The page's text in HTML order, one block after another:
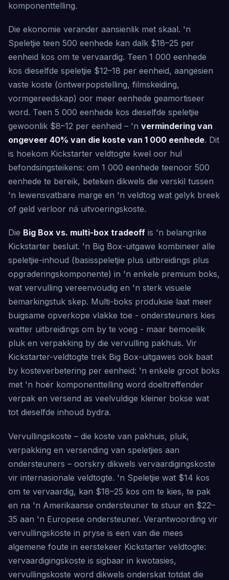
komponenttelling.
Die ekonomie verander aansienlik met skaal. 'n
Speletjie teen 500 eenhede kan dalk $18–25 per
eenheid kos om te vervaardig. Teen 1 000 eenhede
kos dieselfde speletjie $12–18 per eenheid, aangesien
vaste koste (ontwerpopstelling, filmskeiding,
vormgereedskap) oor meer eenhede geamortiseer
word. Teen 5 000 eenhede kos dieselfde speletjie
gewoonlik $8–12 per eenheid – 'n vermindering van
ongeveer 40% van die koste van 1 000 eenhede. Dit
is hoekom Kickstarter veldtogte kwel oor hul
befondsingsteikens: om 1 000 eenhede teenoor 500
eenhede te bereik, beteken dikwels die verskil tussen
'n lewensvatbare marge en 'n veldtog wat gelyk breek
of geld verloor ná uitvoeringskoste.
DieBig Box vs. multi-box tradeoff is 'n belangrike
Kickstarter besluit. 'n Big Box-uitgawe kombineer alle
speletjie-inhoud (basisspeletjie plus uitbreidings plus
opgraderingskomponente) in 'n enkele premium boks,
wat vervulling vereenvoudig en 'n sterk visuele
bemarkingstuk skep. Multi-boks produksie laat meer
buigsame opverkope vlakke toe - ondersteuners kies
watter uitbreidings om by te voeg - maar bemoeilik
pluk en verpakking by die vervulling pakhuis. Vir
Kickstarter-veldtogte trek Big Box-uitgawes ook baat
by kosteverbetering per eenheid: 'n enkele groot boks
met 'n hoër komponenttelling word doeltreffender
verpak en versend as veelvuldige kleiner bokse wat
tot dieselfde inhoud bydra.
Vervullingskoste – die koste van pakhuis, pluk,
verpakking en versending van speletjies aan
ondersteuners – oorskry dikwels vervaardigingskoste
vir internasionale veldtogte. 'n Speletjie wat $14 kos
om te vervaardig, kan $18–25 kos om te kies, te pak
en na 'n Amerikaanse ondersteuner te stuur en $22–
35 aan 'n Europese ondersteuner. Verantwoording vir
vervullingskoste in pryse is een van die mees
algemene foute in eerstekeer Kickstarter veldtogte:
vervaardigingskoste is sigbaar in kwotasies,
vervullingskoste word dikwels onderskat totdat die